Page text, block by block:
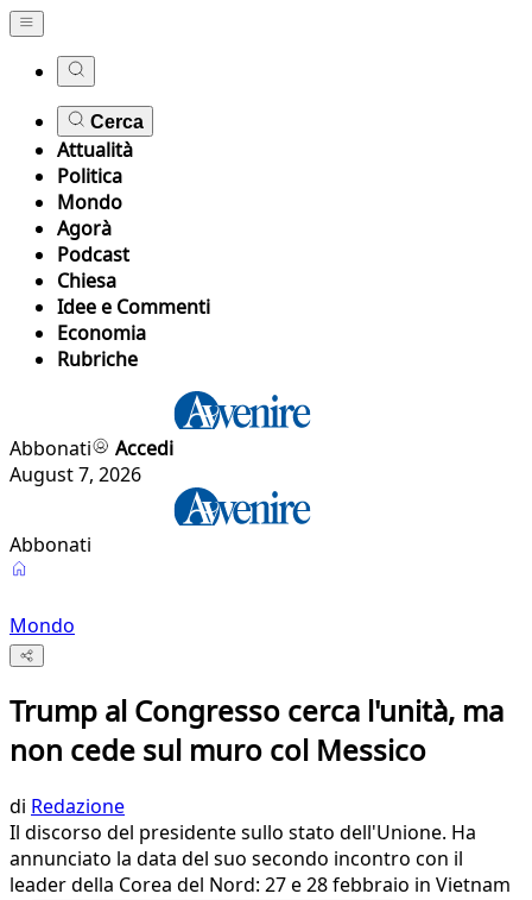
Cerca
Attualità
Politica
Mondo
Agorà
Podcast
Chiesa
Idee e Commenti
Economia
Rubriche
Abbonati
Accedi
August 7, 2026
Abbonati
Mondo
Trump al Congresso cerca l'unità, ma
non cede sul muro col Messico
di Redazione
Il discorso del presidente sullo stato dell'Unione. Ha
annunciato la data del suo secondo incontro con il
leader della Corea del Nord: 27 e 28 febbraio in Vietnam